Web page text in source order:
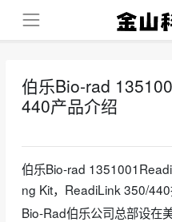
伯乐Bio-rad
440产品介绍
伯乐Bio-rad
ng Kit，ReadiLink 350/
Bio-Rad伯乐公司总部设在